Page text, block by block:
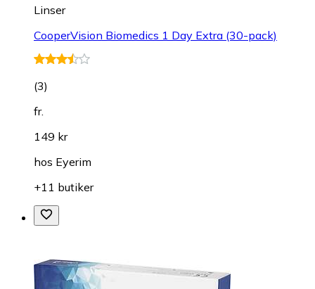
Linser
CooperVision Biomedics 1 Day Extra (30-pack)
(3)
fr.
149 kr
hos Eyerim
+11 butiker